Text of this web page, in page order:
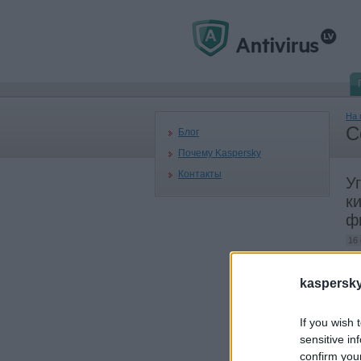
If you wish
sensitive
confirm
Блог
Почему Kaspersky
Контакты
На
16
В
и